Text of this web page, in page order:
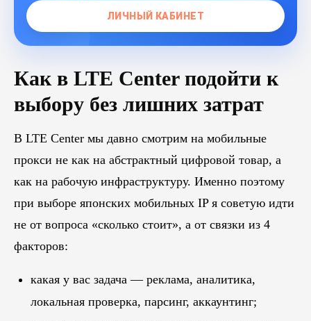
ЛИЧНЫЙ КАБИНЕТ
Как в LTE Center подойти к
выбору без лишних затрат
В LTE Center мы давно смотрим на мобильные
прокси не как на абстрактный цифровой товар, а
как на рабочую инфраструктуру. Именно поэтому
при выборе японских мобильных IP я советую идти
не от вопроса «сколько стоит», а от связки из 4
факторов:
какая у вас задача — реклама, аналитика,
локальная проверка, парсинг, аккаунтинг;
Похожиестатьи
Блог